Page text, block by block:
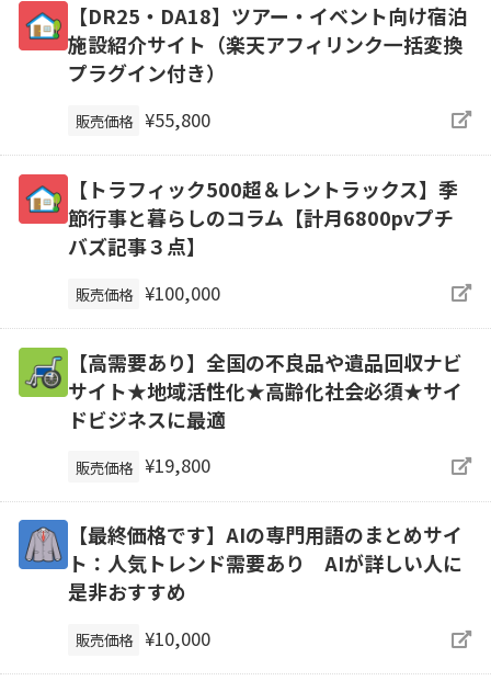
【DR25・DA18】ツアー・イベント向け宿泊
施設紹介サイト（楽天アフィリンク一括変換
プラグイン付き）
販売価格 ¥55,800
【トラフィック500超＆レントラックス】季
節行事と暮らしのコラム【計月6800pvプチ
バズ記事３点】
販売価格 ¥100,000
【高需要あり】全国の不良品や遺品回収ナビ
サイト★地域活性化★高齢化社会必須★サイ
ドビジネスに最適
販売価格 ¥19,800
【最終価格です】AIの専門用語のまとめサイ
ト：人気トレンド需要あり AIが詳しい人に
是非おすすめ
販売価格 ¥10,000